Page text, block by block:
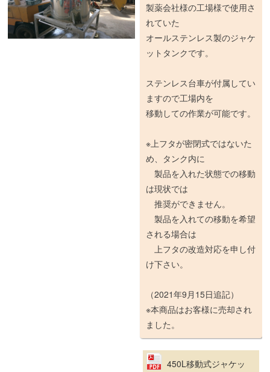
製薬会社様の工場様で使用さ
れていた
オールステンレス製のジャケ
ットタンクです。
ステンレス台車が付属してい
ますので工場内を
移動しての作業が可能です。
※上フタが密閉式ではないた
め、タンク内に
製品を入れた状態での移動
は現状では
推奨ができません。
製品を入れての移動を希望
される場合は
上フタの改造対応を申し付
け下さい。
（2021年9月15日追記）
※本商品はお客様に売却され
ました。
450L移動式ジャケッ